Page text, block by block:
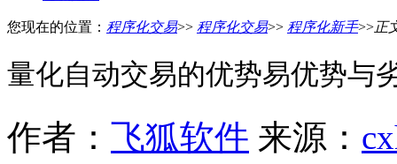
您现在的位置： 程序化交易>> 程序化交易>> 程序化新手>>正
量化自动交易的优势易优势与
作者： 飞狐软件 来源：